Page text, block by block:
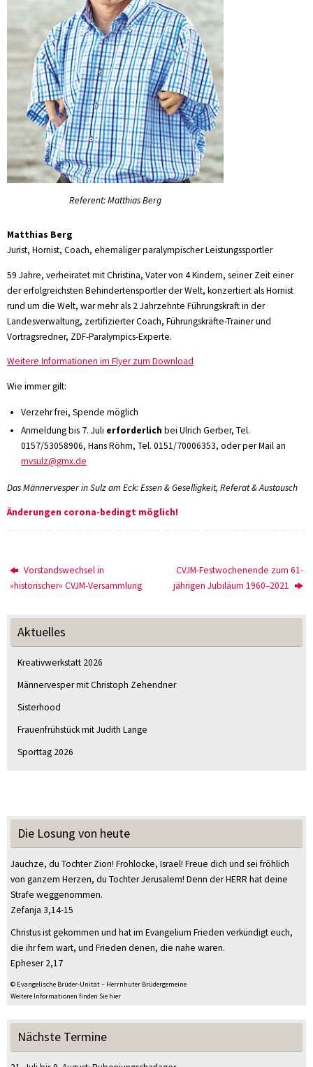
Referent: Matthias Berg
Matthias Berg
Jurist, Hornist, Coach, ehemaliger paralympischer Leistungssportler
59 Jahre, verheiratet mit Christina, Vater von 4 Kindern, seiner Zeit einer
der erfolgreichsten Behindertensportler der Welt, konzertiert als Hornist
rund um die Welt, war mehr als 2 Jahrzehnte Führungskraft in der
Landesverwaltung, zertifizierter Coach, Führungskräfte-Trainer und
Vortragsredner, ZDF-Paralympics-Experte.
Weitere Informationen im Flyer zum Download
Wie immer gilt:
Verzehr frei, Spende möglich
Anmeldung bis 7. Juli erforderlich bei Ulrich Gerber, Tel.
0157/53058906, Hans Röhm, Tel. 0151/70006353, oder per Mail an
mvsulz@gmx.de
Das Männervesper in Sulz am Eck: Essen & Geselligkeit, Referat & Austausch
Änderungen corona-bedingt möglich!
Vorstandswechsel in
»historischer« CVJM-Versammlung
CVJM-Festwochenende zum 61-
jährigen Jubiläum 1960–2021
Aktuelles
Kreativwerkstatt 2026
Männervesper mit Christoph Zehendner
Sisterhood
Frauenfrühstück mit Judith Lange
Sporttag 2026
Die Losung von heute
Jauchze, du Tochter Zion! Frohlocke, Israel! Freue dich und sei fröhlich
von ganzem Herzen, du Tochter Jerusalem! Denn der HERR hat deine
Strafe weggenommen.
Zefanja 3,14-15
Christus ist gekommen und hat im Evangelium Frieden verkündigt euch,
die ihr fern wart, und Frieden denen, die nahe waren.
Epheser 2,17
© Evangelische Brüder-Unität – Herrnhuter Brüdergemeine
Weitere Informationen finden Sie hier
Nächste Termine